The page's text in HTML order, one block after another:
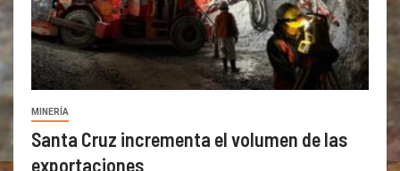
MINERÍA
Santa Cruz incrementa el volumen de las
exportaciones